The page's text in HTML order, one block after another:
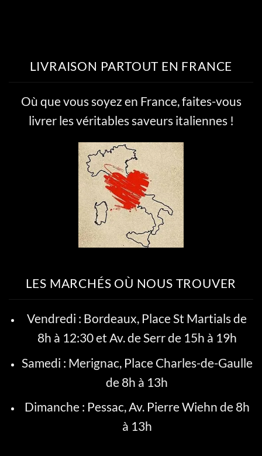
LIVRAISON PARTOUT EN FRANCE
Où que vous soyez en France, faites-vous
livrer les véritables saveurs italiennes !
LES MARCHÉS OÙ NOUS TROUVER
Vendredi : Bordeaux, Place St Martials de
8h à 12:30 et Av. de Serr de 15h à 19h
Samedi : Merignac, Place Charles-de-Gaulle
de 8h à 13h
Dimanche : Pessac, Av. Pierre Wiehn de 8h
à 13h